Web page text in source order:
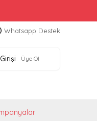
Whatsapp Destek
Üye Ol